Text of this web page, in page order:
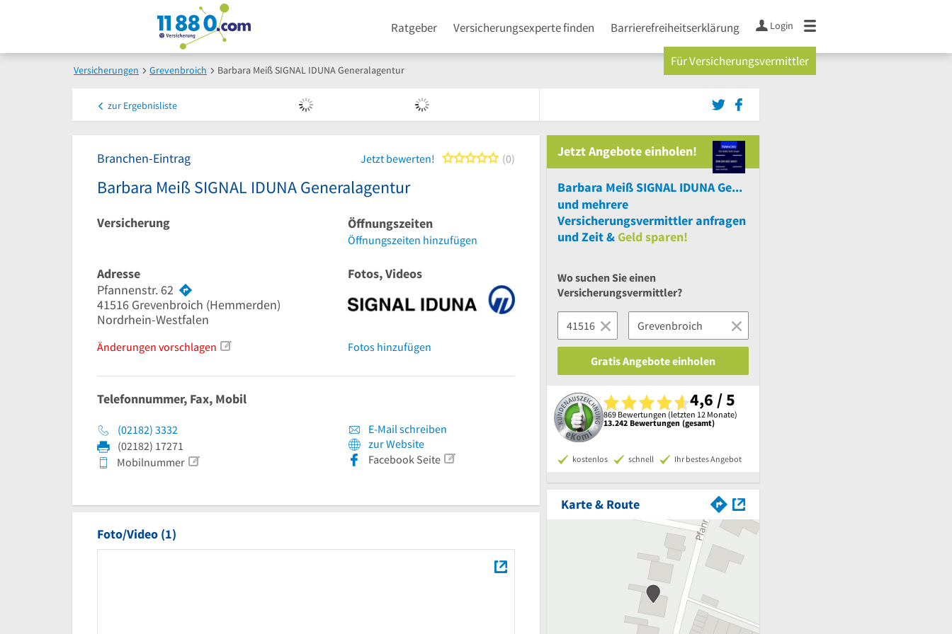
Ratgeber Versicherungsexperte finden Barrierefreiheitserklärung Login
Für Versicherungsvermittler
Versicherungen Grevenbroich Barbara Meiß SIGNAL IDUNA Generalagentur
zur Ergebnisliste
Branchen-Eintrag Jetzt bewerten! 0 von 5 Sternen
0
Barbara Meiß SIGNAL IDUNA Generalagentur
Versicherung Öffnungszeiten
Öffnungszeiten hinzufügen
Adresse
Pfannenstr. 62
41516 Grevenbroich (Hemmerden)
Nordrhein-Westfalen
Änderungen vorschlagen
Fotos, Videos
Fotos hinzufügen
Telefonnummer, Fax, Mobil
(02182) 3332
(02182) 17271
Mobilnummer
E-Mail schreiben
zur Website
Facebook Seite
Foto/Video (1)
Jetzt Angebote einholen!
Barbara Meiß SIGNAL IDUNA Generalagentur
und mehrere
Versicherungsvermittler anfragen
und Zeit &Geld sparen!
Wo suchen Sie einen
Versicherungsvermittler?
Gratis Angebote einholen
4,6 / 5
869 Bewertungen (letzten 12 Monate)
13.242 Bewertungen (gesamt)
kostenlos schnell Ihr bestes Angebot
Karte & Route